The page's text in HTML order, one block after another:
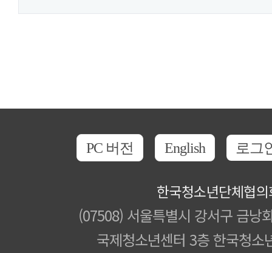
PC 버전 English 로그
한국청소년단체협
(07508) 서울특별시 강서구 금낭
국제청소년센터 3층 한국청소